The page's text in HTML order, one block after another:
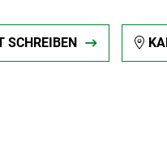
SCHREIBEN